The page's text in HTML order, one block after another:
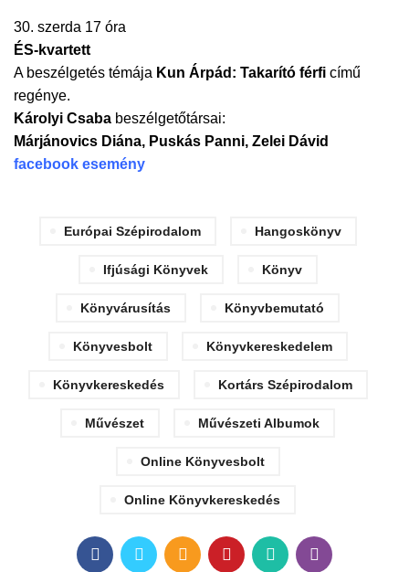
30. szerda 17 óra
ÉS-kvartett
A beszélgetés témája Kun Árpád: Takarító férfi című
regénye.
Károlyi Csaba beszélgetőtársai:
Márjánovics Diána, Puskás Panni, Zelei Dávid
facebook esemény
Európai Szépirodalom Hangoskönyv
Ifjúsági Könyvek Könyv
Könyvárusítás Könyvbemutató
Könyvesbolt Könyvkereskedelem
Könyvkereskedés Kortárs Szépirodalom
Művészet Művészeti Albumok
Online Könyvesbolt
Online Könyvkereskedés